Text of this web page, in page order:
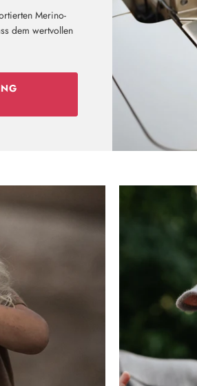
Merino-
dem wertvollen
Newsletter an und erhalte einen 10%
auf deine erste Bestellung